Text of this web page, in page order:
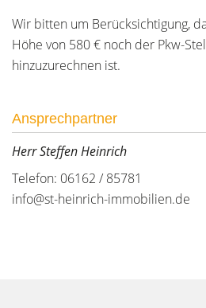
Wir bitten um Berücksichtigung,
Höhe von 580 € noch der Pkw-
hinzuzurechnen ist.
Ansprechpartner
Herr Steffen Heinrich
Telefon: 06162 / 85781
info@st-heinrich-immobilien.de